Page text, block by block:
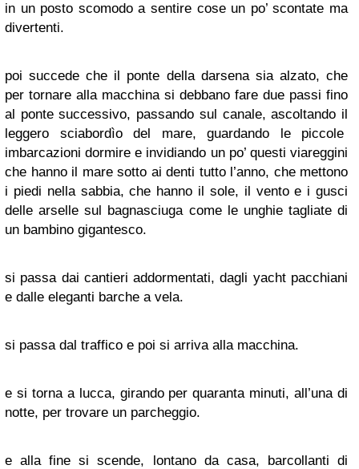
in un posto scomodo a sentire cose un po’ scontate ma
divertenti.
poi succede che il ponte della darsena sia alzato, che
per tornare alla macchina si debbano fare due passi fino
al ponte successivo, passando sul canale, ascoltando il
leggero sciabordìo del mare, guardando le piccole
imbarcazioni dormire e invidiando un po’ questi viareggini
che hanno il mare sotto ai denti tutto l’anno, che mettono
i piedi nella sabbia, che hanno il sole, il vento e i gusci
delle arselle sul bagnasciuga come le unghie tagliate di
un bambino gigantesco.
si passa dai cantieri addormentati, dagli yacht pacchiani
e dalle eleganti barche a vela.
si passa dal traffico e poi si arriva alla macchina.
e si torna a lucca, girando per quaranta minuti, all’una di
notte, per trovare un parcheggio.
e alla fine si scende, lontano da casa, barcollanti di